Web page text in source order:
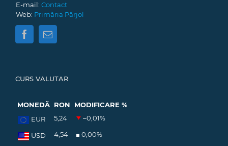
E-mail: Contact
Web: Primăria Pârjol
CURS VALUTAR
MONEDĂ RON
MODIFICARE %
EUR
5,24 –0,01%
USD 4,54 0,00%